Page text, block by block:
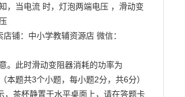
，当电流 时，灯泡两端电压 ，滑动变
铺：中小学教辅资源店 微信：
。此时滑动变阻器消耗的功率为
本题共3个小题，每小题2分，共6分）
，茶杯静置于水平桌面上，请在答题卡